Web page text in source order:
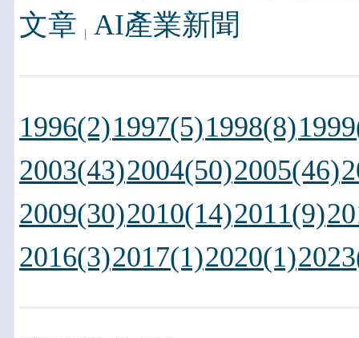
文章 AI產業新聞
1996(2)1997(5)1998(8)
2003(43)2004(50)2005(46)
2009(30)2010(14)2011(9)
2016(3)2017(1)2020(1)